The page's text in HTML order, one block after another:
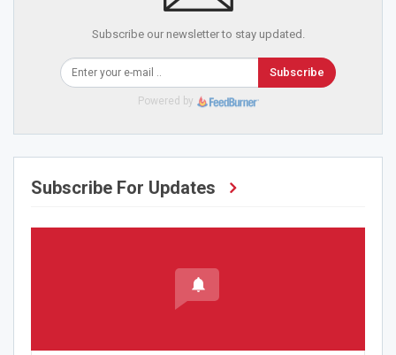
Subscribe our newsletter to stay updated.
Subscribe
Powered by
Subscribe For Updates